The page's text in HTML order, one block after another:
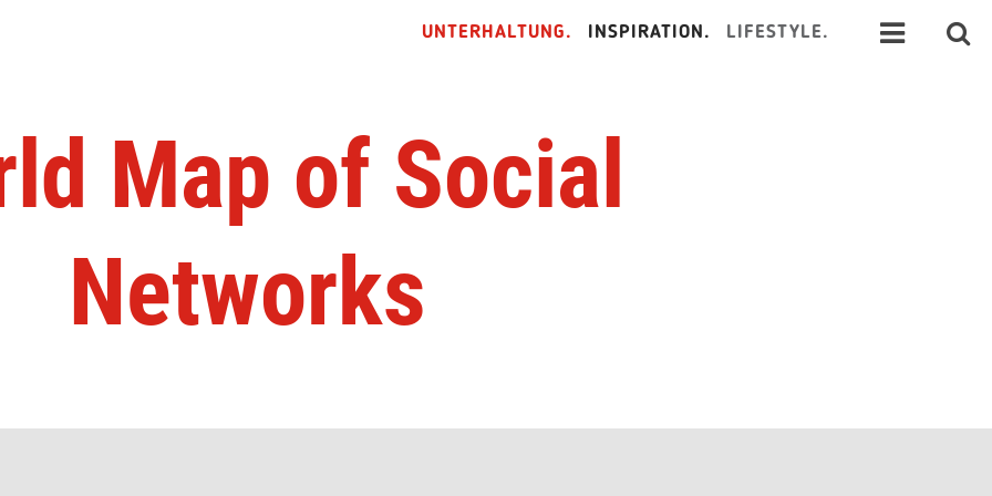
UNTERHALTUNG. INSPIRATION. LIFESTYLE.
Map of Social
Networks